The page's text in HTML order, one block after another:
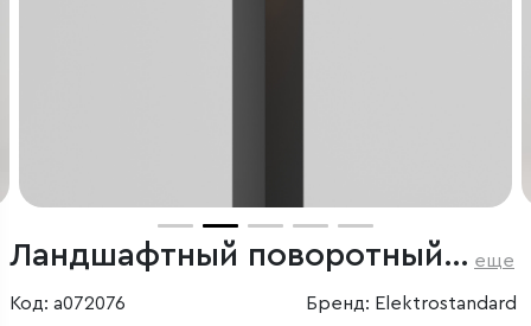
Ландшафтный поворотный светильник Twin 3000K IP54 еще
Код: a072076 Бренд: Elektrostandard